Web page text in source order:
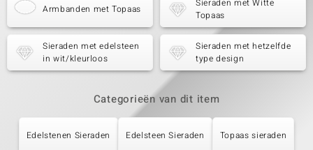
Armbanden met Topaas
Sieraden met Witte
Topaas
Sieraden met edelsteen
in wit/kleurloos
Sieraden met hetzelfde
type design
Categorieën van dit item
Edelstenen Sieraden Edelsteen Sieraden Topaas sieraden